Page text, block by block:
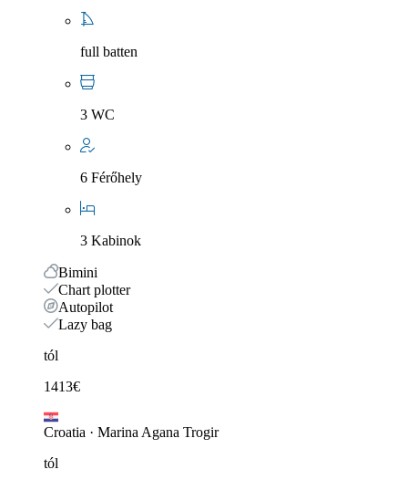
full batten
3 WC
6 Férőhely
3 Kabinok
Bimini
Chart plotter
Autopilot
Lazy bag
tól
1413€
Croatia · Marina Agana Trogir
tól